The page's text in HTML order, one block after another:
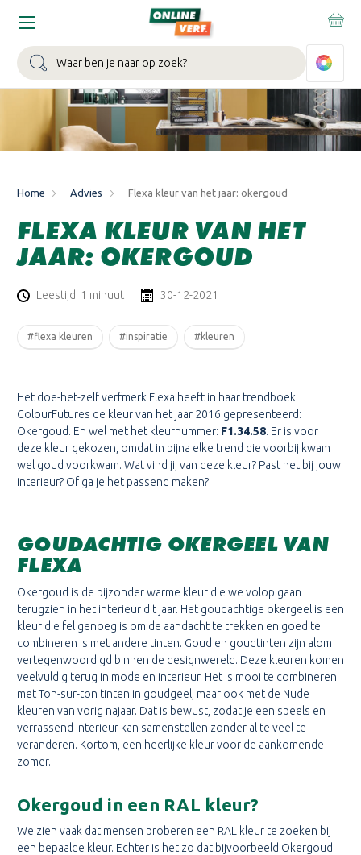
Zoeken
WIN EEN BALLONVAART:Bij besteding vanaf €100,- aan Sikkens
muurverf en/of lak.
Bekijk actie >
Home Advies Flexa kleur van het jaar: okergoud
FLEXA KLEUR VAN HET
JAAR: OKERGOUD
Leestijd: 1 minuut 30-12-2021
#flexa kleuren #inspiratie #kleuren
Het doe-het-zelf verfmerk Flexa heeft in haar trendboek
ColourFutures de kleur van het jaar 2016 gepresenteerd:
Okergoud. En wel met het kleurnummer: F1.34.58. Er is voor
deze kleur gekozen, omdat in bijna elke trend die voorbij kwam
wel goud voorkwam. Wat vind jij van deze kleur? Past het bij jouw
interieur? Of ga je het passend maken?
GOUDACHTIG OKERGEEL VAN
FLEXA
Okergoud is de bijzonder warme kleur die we volop gaan
terugzien in het interieur dit jaar. Het goudachtige okergeel is een
kleur die fel genoeg is om de aandacht te trekken en goed te
combineren is met andere tinten. Goud en goudtinten zijn alom
vertegenwoordigd binnen de designwereld. Deze kleuren komen
veelvuldig terug in mode en interieur. Het is mooi te combineren
met Ton-sur-ton tinten in goudgeel, maar ook met de Nude
kleuren van vorig najaar. Dat is bewust, zodat je een speels en
verrassend interieur kan samenstellen zonder al te veel te
veranderen. Kortom, een heerlijke kleur voor de aankomende
zomer.
Okergoud in een RAL kleur?
We zien vaak dat mensen proberen een RAL kleur te zoeken bij
een bepaalde kleur. Echter is het zo dat bijvoorbeeld Okergoud